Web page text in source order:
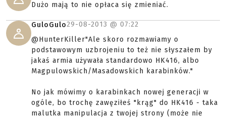
Dużo mają to nie opłaca się zmieniać.
GuloGulo29-08-2013 @ 07:22
@HunterKiller"Ale skoro rozmawiamy o
podstawowym uzbrojeniu to też nie słyszałem by
jakaś armia używała standardowo HK416, albo
Magpulowskich/Masadowskich karabinków."
No jak mówimy o karabinkach nowej generacji w
ogóle, bo trochę zawęziłeś "krąg" do HK416 - taka
malutka manipulacja z twojej strony (może nie